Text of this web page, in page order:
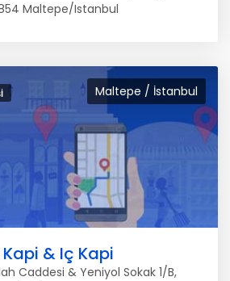
Maltepe/Istanbul
Maltepe / İstanbul
& Iç Kapi
Caddesi & Yeniyol Sokak 1/B,